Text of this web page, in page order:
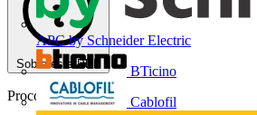
APC by Schneider Electric
BTicino
Cablofil
Sobre este PDF
Procobre